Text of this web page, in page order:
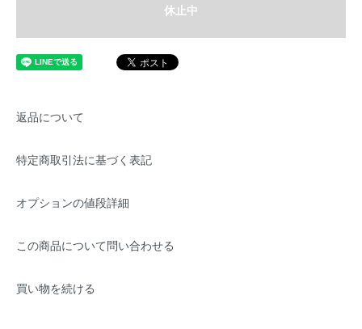
休止中
返品について
特定商取引法に基づく表記
オプションの値段詳細
この商品について問い合わせる
買い物を続ける